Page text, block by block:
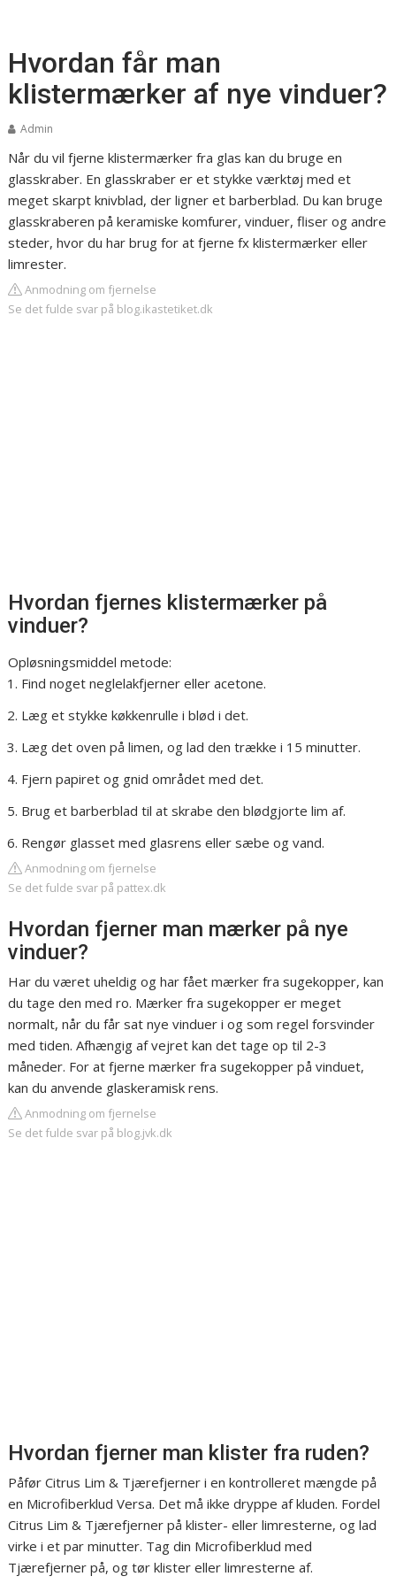
Hvordan får man
klistermærker af nye vinduer?
Admin
Når du vil fjerne klistermærker fra glas kan du bruge en
glasskraber. En glasskraber er et stykke værktøj med et
meget skarpt knivblad, der ligner et barberblad. Du kan bruge
glasskraberen på keramiske komfurer, vinduer, fliser og andre
steder, hvor du har brug for at fjerne fx klistermærker eller
limrester.
Anmodning om fjernelse
Se det fulde svar på blog.ikastetiket.dk
Hvordan fjernes klistermærker på
vinduer?
Opløsningsmiddel metode:
Find noget neglelakfjerner eller acetone.
Læg et stykke køkkenrulle i blød i det.
Læg det oven på limen, og lad den trække i 15 minutter.
Fjern papiret og gnid området med det.
Brug et barberblad til at skrabe den blødgjorte lim af.
Rengør glasset med glasrens eller sæbe og vand.
Anmodning om fjernelse
Se det fulde svar på pattex.dk
Hvordan fjerner man mærker på nye
vinduer?
Har du været uheldig og har fået mærker fra sugekopper, kan
du tage den med ro. Mærker fra sugekopper er meget
normalt, når du får sat nye vinduer i og som regel forsvinder
med tiden. Afhængig af vejret kan det tage op til 2-3
måneder. For at fjerne mærker fra sugekopper på vinduet,
kan du anvende glaskeramisk rens.
Anmodning om fjernelse
Se det fulde svar på blog.jvk.dk
Hvordan fjerner man klister fra ruden?
Påfør Citrus Lim & Tjærefjerner i en kontrolleret mængde på
en Microfiberklud Versa. Det må ikke dryppe af kluden. Fordel
Citrus Lim & Tjærefjerner på klister- eller limresterne, og lad
virke i et par minutter. Tag din Microfiberklud med
Tjærefjerner på, og tør klister eller limresterne af.